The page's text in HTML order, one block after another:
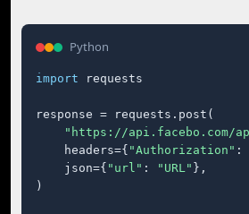
Python
import requests
response = requests.post(
"https://api.facebo.com/
    headers={
"Authorization" :
    json={
"url" : "URL" },
)